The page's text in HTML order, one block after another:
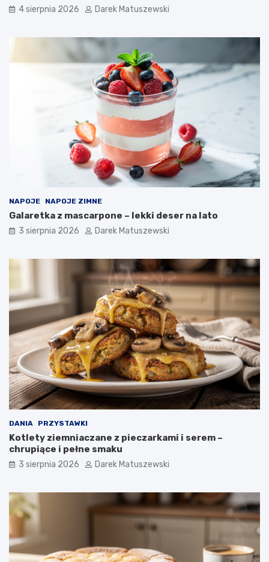
4 sierpnia 2026 Darek Matuszewski
NAPOJE NAPOJE ZIMNE
Galaretka z mascarpone – lekki deser na lato
3 sierpnia 2026 Darek Matuszewski
DANIA PRZYSTAWKI
Kotlety ziemniaczane z pieczarkami i serem –
chrupiące i pełne smaku
3 sierpnia 2026 Darek Matuszewski